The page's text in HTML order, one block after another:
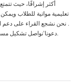
أكثر إشراقًا، حيث
تعليمية مواتية للطلاب
. نحن نشجع القراء على دعم
دعونا’نواصل تشكيل مستقبل أكثر إشراقًا من خلال التعليم والمسؤولية الاجتماعية.